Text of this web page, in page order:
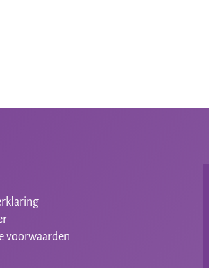
voorwaarden